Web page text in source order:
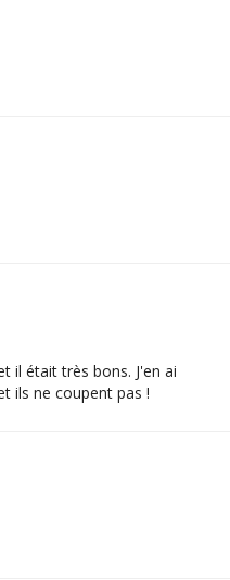
il était très bons. J'en ai
ils ne coupent pas !